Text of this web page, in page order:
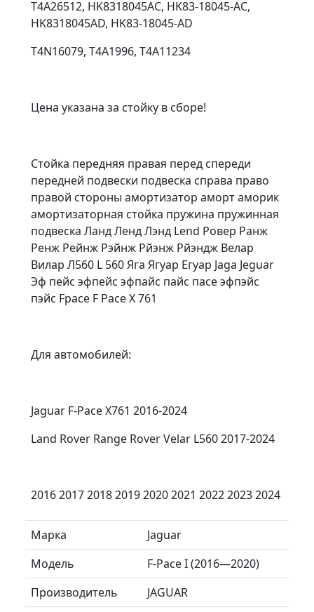
T4A26512, HK8318045AC, HK83-18045-AC,
HK8318045AD, HK83-18045-AD
T4N16079, T4A1996, T4A11234
Цена указана за стойку в сборе!
Стойка передняя правая перед спереди
передней подвески подвеска справа право
правой стороны амортизатор аморт аморик
амортизаторная стойка пружина пружинная
подвеска Ланд Ленд Лэнд Lend Ровер Ранж
Ренж Рейнж Рэйнж Рйэнж Рйэндж Велар
Вилар Л560 L 560 Яга Ягуар Егуар Jaga Jeguar
Эф пейс эфпейс эфпайс пайс пасе эфпэйс
пэйс Fpace F Pace X 761
Для автомобилей:
Jaguar F-Pace X761 2016-2024
Land Rover Range Rover Velar L560 2017-2024
2016 2017 2018 2019 2020 2021 2022 2023 2024
Марка
Jaguar
Модель
F-Pace I (2016—2020)
Производитель
JAGUAR